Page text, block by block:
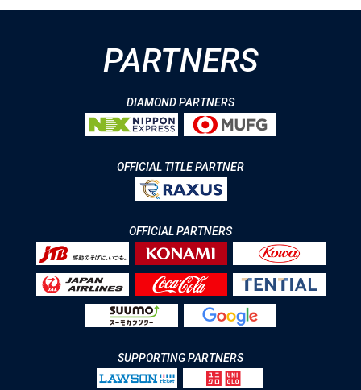
PARTNERS
DIAMOND PARTNERS
OFFICIAL TITLE PARTNER
OFFICIAL PARTNERS
SUPPORTING PARTNERS